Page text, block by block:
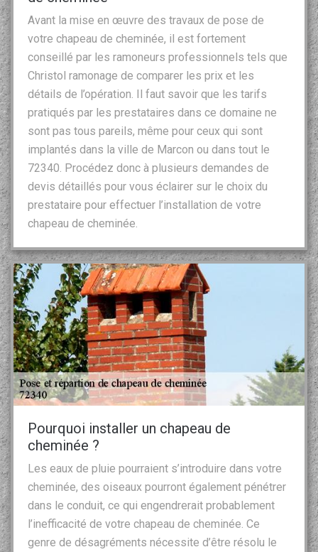
Avant la mise en œuvre des travaux de pose de
votre chapeau de cheminée, il est fortement
conseillé par les ramoneurs professionnels tels que
Christol ramonage de comparer les prix et les
détails de l’opération. Il faut savoir que les tarifs
pratiqués par les prestataires dans ce domaine ne
sont pas tous pareils, même pour ceux qui sont
implantés dans la ville de Marcon ou dans tout le
72340. Procédez donc à plusieurs demandes de
devis détaillés pour vous éclairer sur le choix du
prestataire pour effectuer l’installation de votre
chapeau de cheminée.
Pourquoi installer un chapeau de
cheminée ?
Les eaux de pluie pourraient s’introduire dans votre
cheminée, des oiseaux pourront également pénétrer
dans le conduit, ce qui engendrerait probablement
l’inefficacité de votre chapeau de cheminée. Ce
genre de désagréments nécessite d’être résolu le